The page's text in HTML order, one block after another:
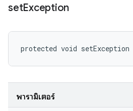
setException
protected void
พารามิเตอร์